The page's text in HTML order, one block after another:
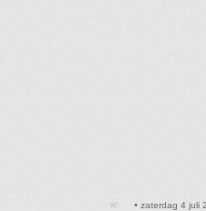
• zaterdag 4 juli